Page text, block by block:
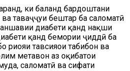
ки баланд бардоштани
таваҷҷуҳи бештар ба саломатӣ
диабети қанд нақши
қанд бемории ҷиддӣ ба
тавсияҳои табибон ва
метавон аз оқибатҳои
саломатӣ ва сифати